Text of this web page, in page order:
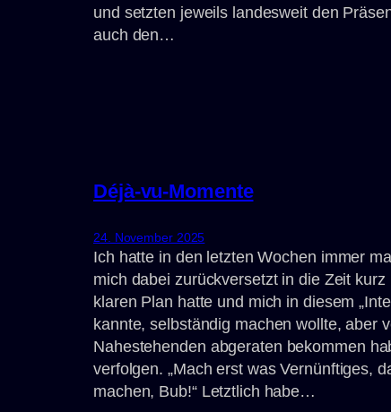
und setzten jeweils landesweit den
auch den…
Déjà-vu-Momente
24. November 2025
Ich hatte in den letzten Wochen immer
mich dabei zurückversetzt in die Zeit
klaren Plan hatte und mich in diesem
kannte, selbständig machen wollte, aber
Nahestehenden abgeraten bekommen
verfolgen. „Mach erst was Vernünftiges,
machen, Bub!“ Letztlich habe…